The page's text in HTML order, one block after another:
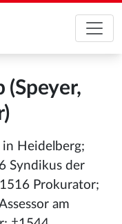
(Speyer,
in Heidelberg;
Syndikus der
Prokurator;
am